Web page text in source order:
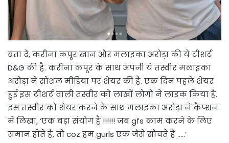
बता दें, करीना कपूर खान और मलाइका अरोड़ा की ये टीशर्ट
D&G की है. करीना कपूर के साथ अपनी ये तस्वीर मलाइका
अरोड़ा ने सोशल मीडिया पर शेयर की है. एक दिन पहले शेयर
हुई इस टीशर्ट वाली तस्वीर को लाखों लोगों ने लाइक किया है.
इस तस्वीर को शेयर करने के साथ मलाइका अरोड़ा ने कैप्शन
में लिखा, ‘एक बड़ा संयोग है !!!!!! जब gfs काम करने के लिए
समान होते हैं, तो coz हम gurls एक जैसे सोचते हैं …..’